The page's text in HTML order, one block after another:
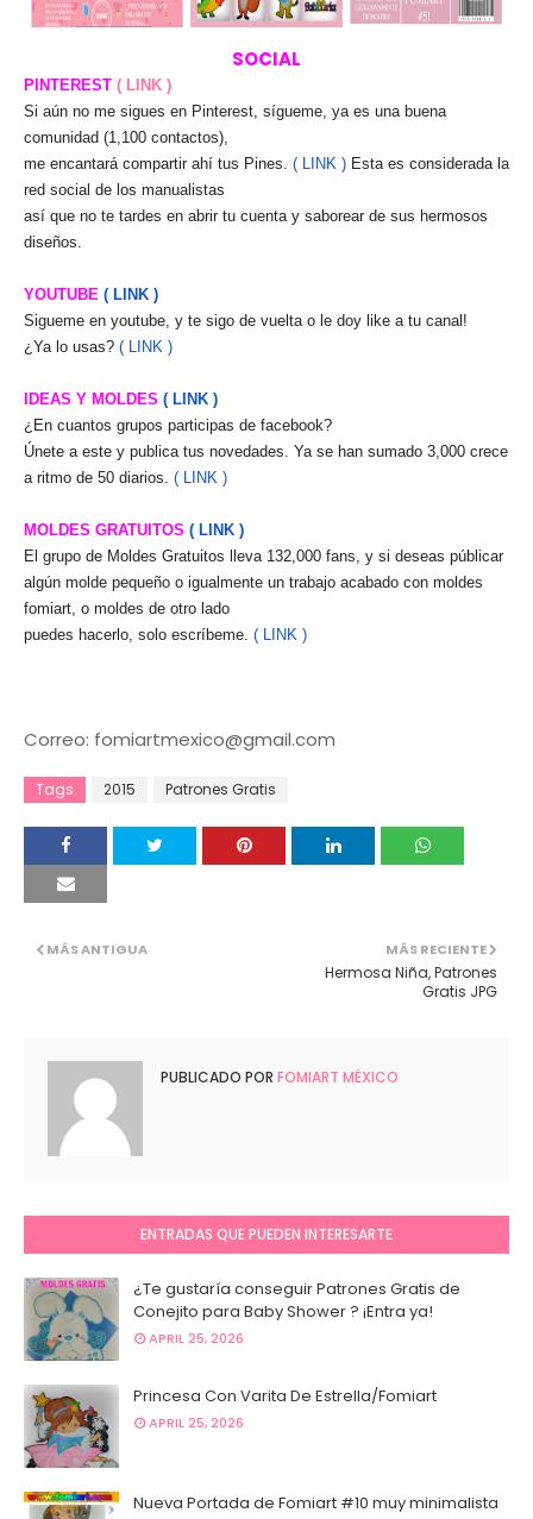
SOCIAL
PINTEREST ( LINK )
Si aún no me sigues en Pinterest, sígueme, ya es una buena
comunidad (1,100 contactos),
me encantará compartir ahí tus Pines. ( LINK ) Esta es considerada la
red social de los manualistas
así que no te tardes en abrir tu cuenta y saborear de sus hermosos
diseños.
YOUTUBE ( LINK )
Sigueme en youtube, y te sigo de vuelta o le doy like a tu canal!
¿Ya lo usas? ( LINK )
IDEAS Y MOLDES ( LINK )
¿En cuantos grupos participas de facebook?
Únete a este y publica tus novedades. Ya se han sumado 3,000 crece
a ritmo de 50 diarios. ( LINK )
MOLDES GRATUITOS ( LINK )
El grupo de Moldes Gratuitos lleva 132,000 fans, y si deseas públicar
algún molde pequeño o igualmente un trabajo acabado con moldes
fomiart, o moldes de otro lado
puedes hacerlo, solo escríbeme. ( LINK )
Correo: fomiartmexico@gmail.com
Tags 2015 Patrones Gratis
MÁS RECIENTE
Hermosa Niña, Patrones
Gratis JPG
MÁS ANTIGUA
PUBLICADO POR FOMIART MÉXICO
ENTRADAS QUE PUEDEN INTERESARTE
¿Te gustaría conseguir Patrones Gratis de
Conejito para Baby Shower ? ¡Entra ya!
APRIL 25, 2026
Princesa Con Varita De Estrella/Fomiart
APRIL 25, 2026
Nueva Portada de Fomiart #10 muy minimalista